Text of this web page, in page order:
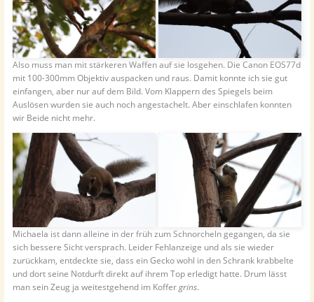
Also muss man mit stärkeren Waffen auf sie losgehen. Die Canon EOS77d
mit 100-300mm Objektiv auspacken und raus. Damit konnte ich sie gut
einfangen, aber nur auf dem Bild. Vom Klappern des Spiegels beim
Auslösen wurden sie auch noch angestachelt. Aber einschlafen konnten
wir Beide nicht mehr.
Michaela ist dann alleine in der früh zum Schnorcheln gegangen, da sie
sich bessere Sicht versprach. Leider Fehlanzeige und als sie wieder
zurückkam, entdeckte sie, dass ein Gecko wohl in den Schrank krabbelte
und dort seine Notdurft direkt auf ihrem Top erledigt hatte. Drum lässt
man sein Zeug ja weitestgehend im Koffergrins.